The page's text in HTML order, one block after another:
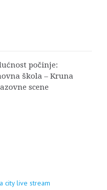
počinje:
škola – Kruna
scene
city live stream